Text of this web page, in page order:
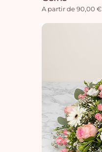
A partir de 90,00 €